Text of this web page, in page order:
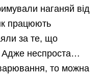
наганяй від
працюють
за те, що
Адже неспроста…
то можна